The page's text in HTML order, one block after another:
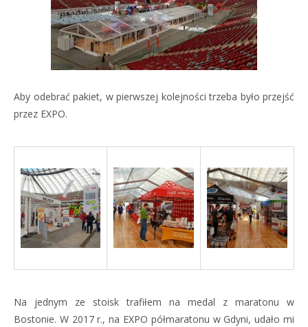
Aby odebrać pakiet, w pierwszej kolejności trzeba było przejść
przez EXPO.
Na jednym ze stoisk trafiłem na medal z maratonu w
Bostonie. W 2017 r., na EXPO półmaratonu w Gdyni, udało mi